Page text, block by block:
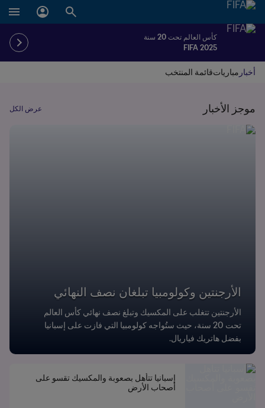
كأس العالم تحت 20 سنة
FIFA 2025
أخبار مبارياتقائمة المنتخب
موجز الأخبار عرض الكل
الأرجنتين وكولومبيا تبلغان نصف النهائي
الأرجنتين تتغلب على المكسيك وتبلغ نصف نهائي كأس العالم
تحت 20 سنة، حيث ستُواجه كولومبيا التي فازت على إسبانيا
بفضل هاتريك فياريال.
إسبانيا تتأهل بصعوبة والمكسيك تقسو على
أصحاب الأرض